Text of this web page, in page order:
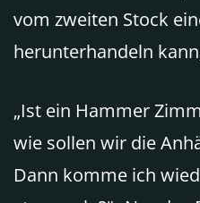
vom zweiten Stock
herunterhandeln
„Ist ein Hammer
wie sollen wir die
Dann komme ich